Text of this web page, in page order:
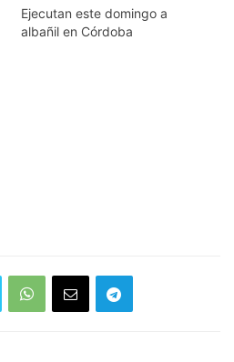
Ejecutan este domingo a
albañil en Córdoba